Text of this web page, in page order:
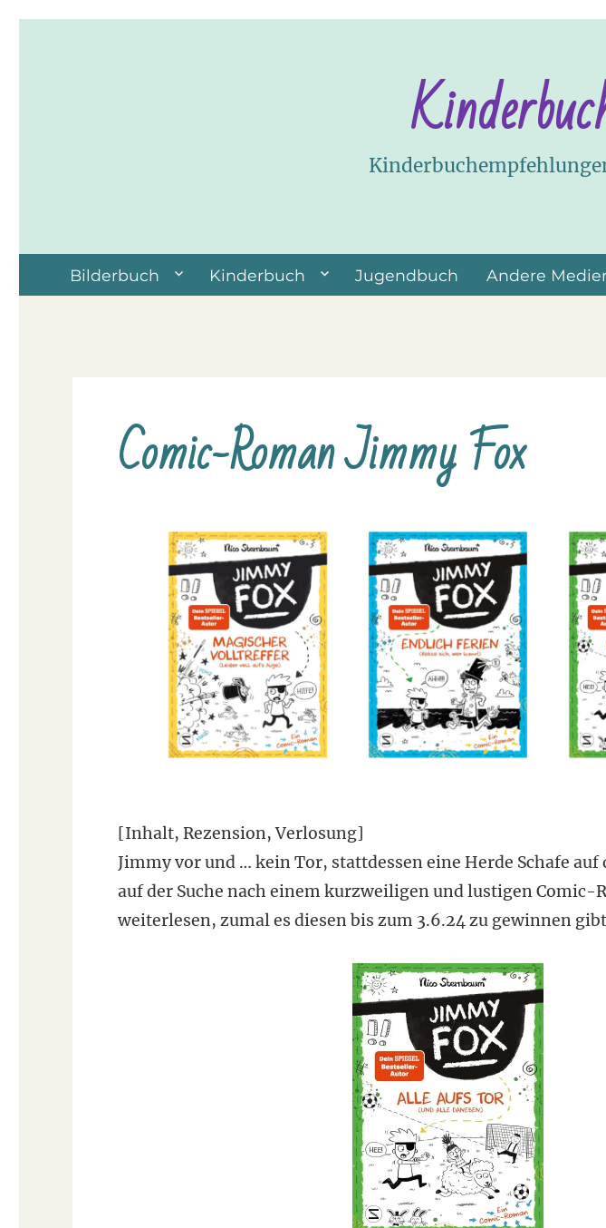
Bilderbuch Kinderbuch Jugendbuch Andere
Comic-Roman Jimmy Fox
[Inhalt, Rezension, Verlosung]
Jimmy vor und … kein Tor, stattdessen eine Herde Schafe auf
auf der Suche nach einem kurzweiligen und lustigen Comic-
weiterlesen, zumal es diesen bis zum 3.6.24 zu gewinnen